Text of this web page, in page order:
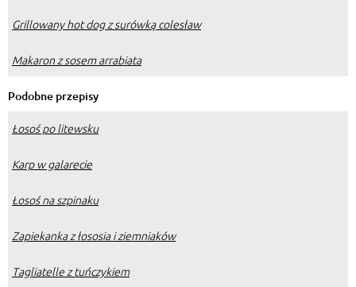
Grillowany hot dog z surówką colesław
Makaron z sosem arrabiata
Podobne przepisy
Łosoś po litewsku
Karp w galarecie
Łosoś na szpinaku
Zapiekanka z łososia i ziemniaków
Tagliatelle z tuńczykiem